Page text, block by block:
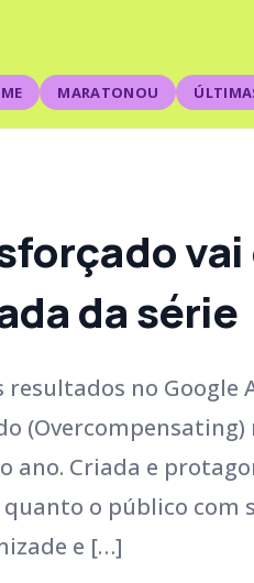
MARATONOU
vai
da série
no Google
ano. Criada e
o público com
e […]